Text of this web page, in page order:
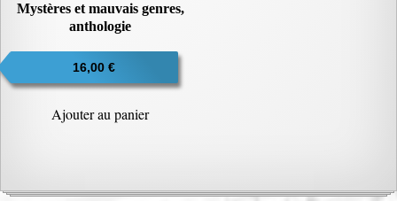
Mystères et mauvais genres,
anthologie
16,00 €
Ajouter au panier